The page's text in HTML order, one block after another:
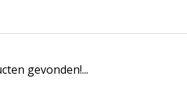
gevonden!...